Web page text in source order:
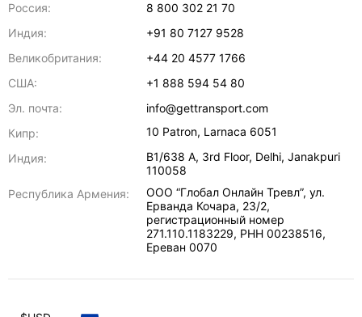
Россия:
8 800 302 21 70
Индия:
+91 80 7127 9528
Великобритания:
+44 20 4577 1766
США:
+1 888 594 54 80
Эл. почта:
info@gettransport.com
Кипр:
10 Patron, Larnaca 6051
Индия:
B1/638 A, 3rd Floor, Delhi,Janakpuri
110058
Республика Армения:
ООО “Глобал Онлайн Тревл”, ул.
Ерванда Кочара, 23/2,
регистрационный номер
271.110.1183229, РНН 00238516,
Ереван 0070